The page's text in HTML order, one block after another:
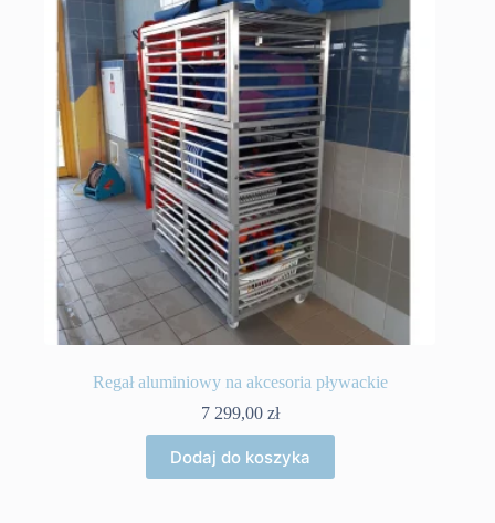
Regał aluminiowy na akcesoria pływackie
7 299,00 zł
Dodaj do koszyka